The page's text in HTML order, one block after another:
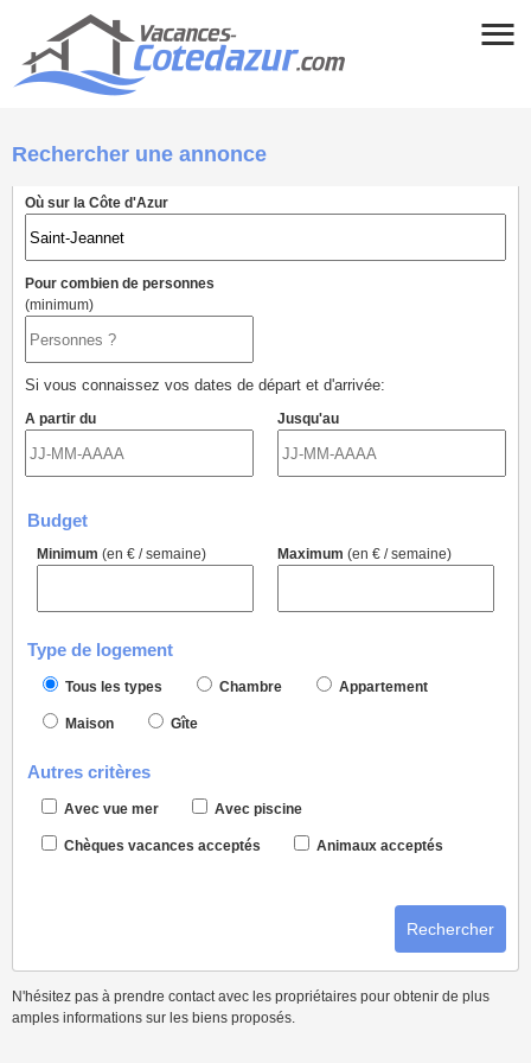
Rechercher une annonce
Où sur la Côte d'Azur
Pour combien de personnes
(minimum)
Si vous connaissez vos dates de départ et d'arrivée:
A partir du Jusqu'au
Budget
Minimum (en € / semaine) Maximum (en € / semaine)
Type de logement
Tous les types Chambre Appartement
Maison Gîte
Autres critères
Avec vue mer Avec piscine
Chèques vacances acceptés Animaux acceptés
Rechercher
N'hésitez pas à prendre contact avec les propriétaires pour obtenir de plus
amples informations sur les biens proposés.